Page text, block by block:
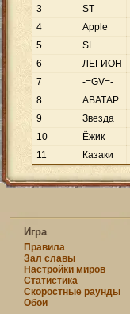
3
ST
4
Apple
5
SL
6
ЛEГИOН
7
-=GV=-
8
АВАТАР
9
Звезда
10
Ёжик
11
Казаки
Игра
Правила
Зал славы
Настройки миров
Статистика
Скоростные раунды
Обои